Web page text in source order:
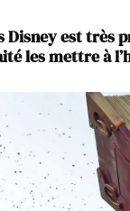
Disney est très
les mettre à